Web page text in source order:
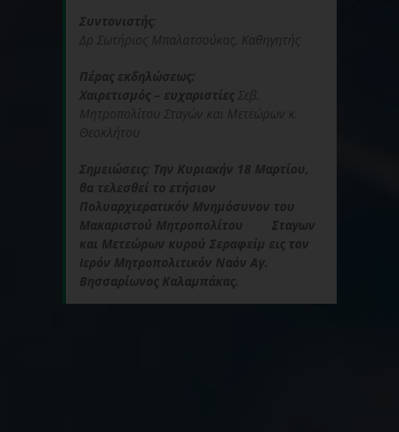
Συντονιστής
Δρ Σωτήριος Μπαλατσούκας, Καθηγητής
Πέρας εκδηλώσεως:
Χαιρετισμός – ευχαριστίες Σεβ.
Μητροπολίτου Σταγών και Μετεώρων κ.
Θεοκλήτου
Σημειώσεις: Την Κυριακήν 18 Μαρτίου,
θα τελεσθεί το ετήσιον
Πολυαρχιερατικόν Μνημόσυνον του
Μακαριστού Μητροπολίτου Σταγων
και Μετεώρων κυρού Σεραφείμ εις τον
Ιερόν Μητροπολιτικόν Ναόν Αγ.
Βησσαρίωνος Καλαμπάκας.